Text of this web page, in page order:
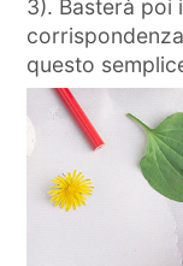
3). Basterà poi
questo